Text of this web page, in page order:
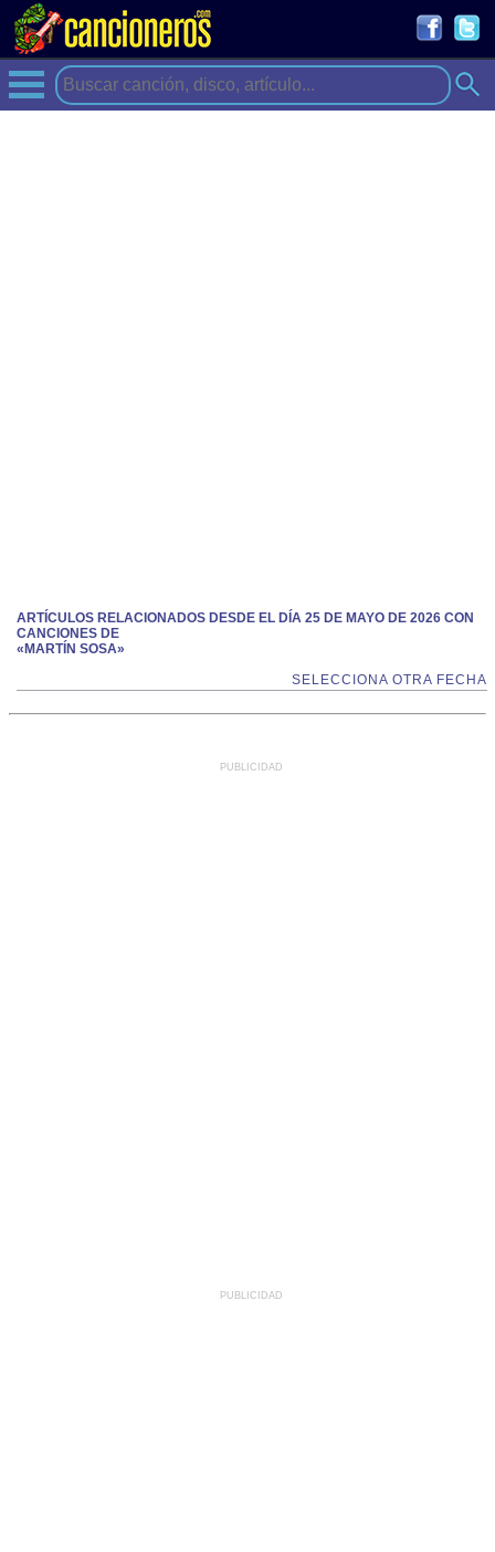
ARTÍCULOS RELACIONADOS DESDE EL DÍA 25 DE MAYO DE 2026 CON
CANCIONES DE
«MARTÍN SOSA»
SELECCIONA OTRA FECHA
PUBLICIDAD
PUBLICIDAD